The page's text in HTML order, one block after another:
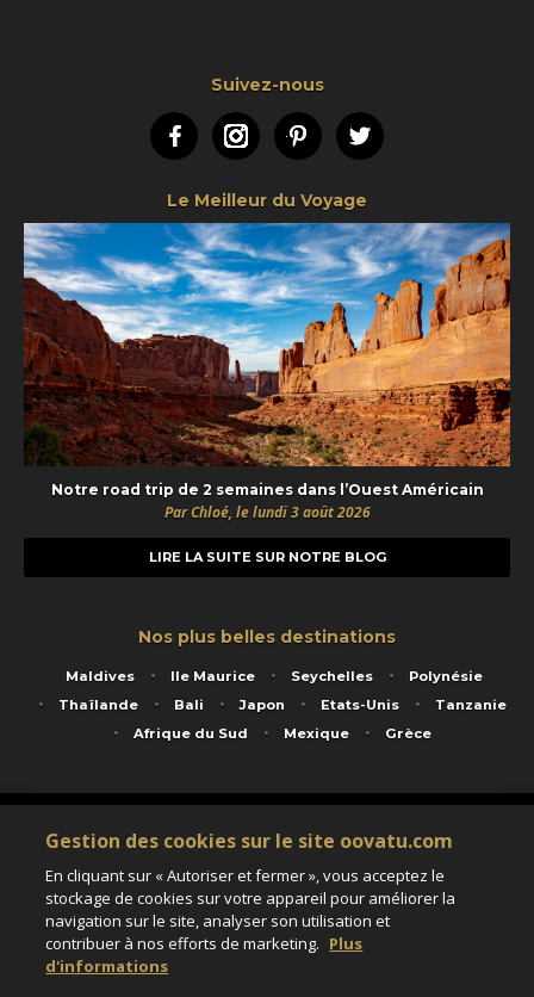
Suivez-nous
FacebookInstagramPinterestTwitter
Le Meilleur du Voyage
Notre road trip de 2 semaines dans l’Ouest Américain
Par Chloé, le lundi 3 août 2026
LIRE LA SUITE SUR NOTRE BLOG
Nos plus belles destinations
Maldives Ile Maurice Seychelles
Polynésie
Thaïlande
Bali Japon Etats-Unis
Tanzanie
Afrique du Sud
Mexique Grèce
Service animé par Nautil Voyages - 22 rue Georges Picquart 75017 Paris - S.A.S
au capital de 155 696 euros - RCS Paris B 423 671 973 - Code APE 7911Z
Matricule Atout France IM075100020 - Garantie financière Groupama - Agrément IATA
Assurance responsabilité civile et professionnelle HISCOX RCP0081066
Gestion des cookies sur le site oovatu.com
En cliquant sur « Autoriser et fermer », vous acceptez le
stockage de cookies sur votre appareil pour améliorer la
navigation sur le site, analyser son utilisation et
contribuer à nos efforts de marketing. Plus
d'informations